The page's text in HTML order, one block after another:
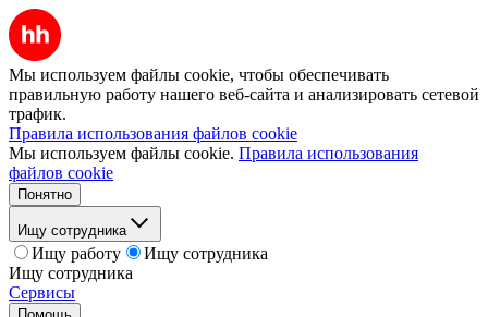
Мы используем файлы cookie, чтобы обеспечивать
правильную работу нашего веб-сайта и анализировать сетевой
трафик.
Правила использования файлов cookie
Мы используем файлы cookie. Правила использования
файлов cookie
Понятно
Ищу сотрудника
Ищу работу
Ищу сотрудника
Ищу сотрудника
Сервисы